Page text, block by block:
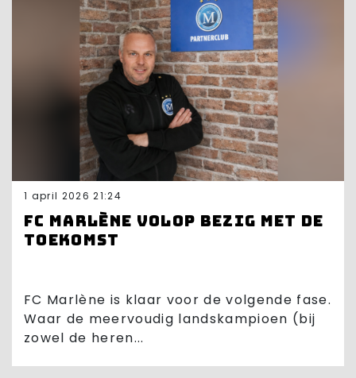
1 april 2026 21:24
FC Marlène volop bezig met de
toekomst
FC Marlène is klaar voor de volgende fase.
Waar de meervoudig landskampioen (bij
zowel de heren...